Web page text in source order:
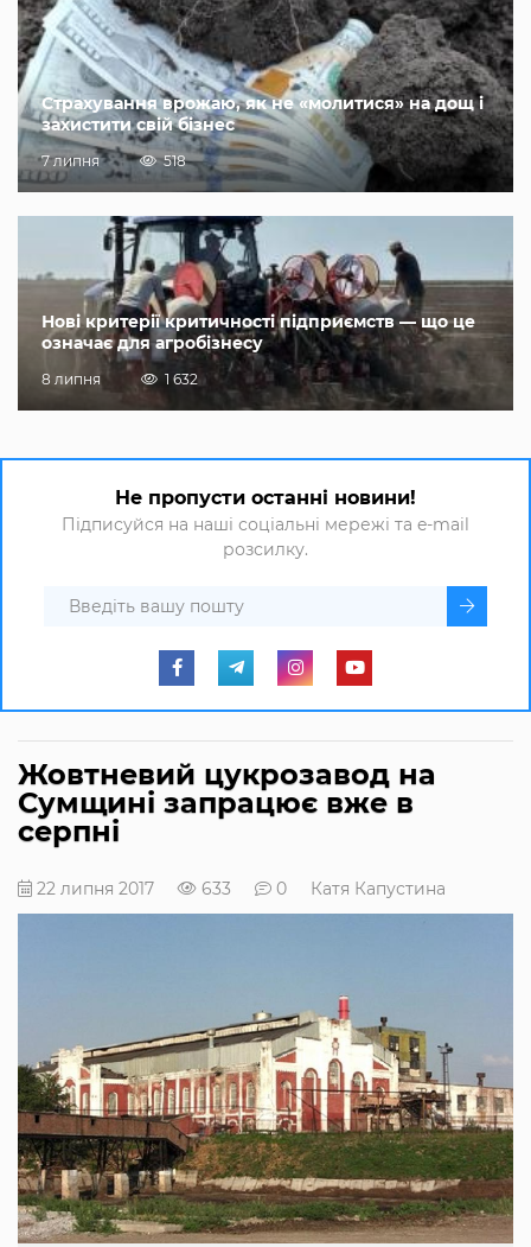
Страхування врожаю, як не «молитися» на дощ і
захистити свій бізнес
7 липня 518
Нові критерії критичності підприємств — що це
означає для агробізнесу
8 липня 1 632
Не пропусти останні новини!
Підписуйся на наші соціальні мережі та e-mail
розсилку.
Жовтневий цукрозавод на
Сумщині запрацює вже в
серпні
22 липня 2017 633 0 Катя Капустина